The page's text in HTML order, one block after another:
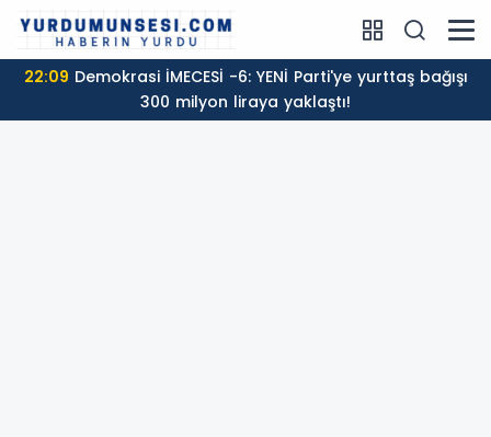
22:09
300 milyon liraya yaklaştı!